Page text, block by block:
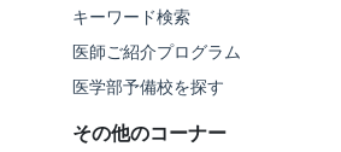
キーワード検索
医師ご紹介プログラム
医学部予備校を探す
その他のコーナー